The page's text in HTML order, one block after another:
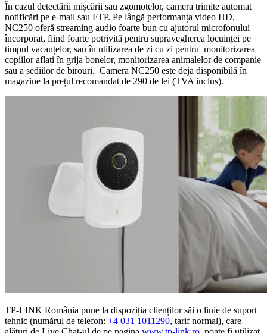
În cazul detectării mișcării sau zgomotelor, camera trimite automat
notificări pe e-mail sau FTP. Pe lângă performanța video HD,
NC250 oferă streaming audio foarte bun cu ajutorul microfonului
încorporat, fiind foarte potrivită pentru supravegherea locuinței pe
timpul vacanțelor, sau în utilizarea de zi cu zi pentru monitorizarea
copiilor aflați în grija bonelor, monitorizarea animalelor de companie
sau a sediilor de birouri. Camera NC250 este deja disponibilă în
magazine la prețul recomandat de 290 de lei (TVA inclus).
TP-LINK România pune la dispoziția clienților săi o linie de suport
tehnic (numărul de telefon: +4 031 1011290, tarif normal), care